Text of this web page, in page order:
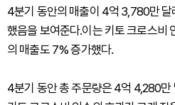
4분기 동안의 매출이 4억 3,780만
했음을 보여준다.이는 키토 크로스비
의 매출도 7% 증가했다.
4분기 동안 총 주문량은 4억 4,280